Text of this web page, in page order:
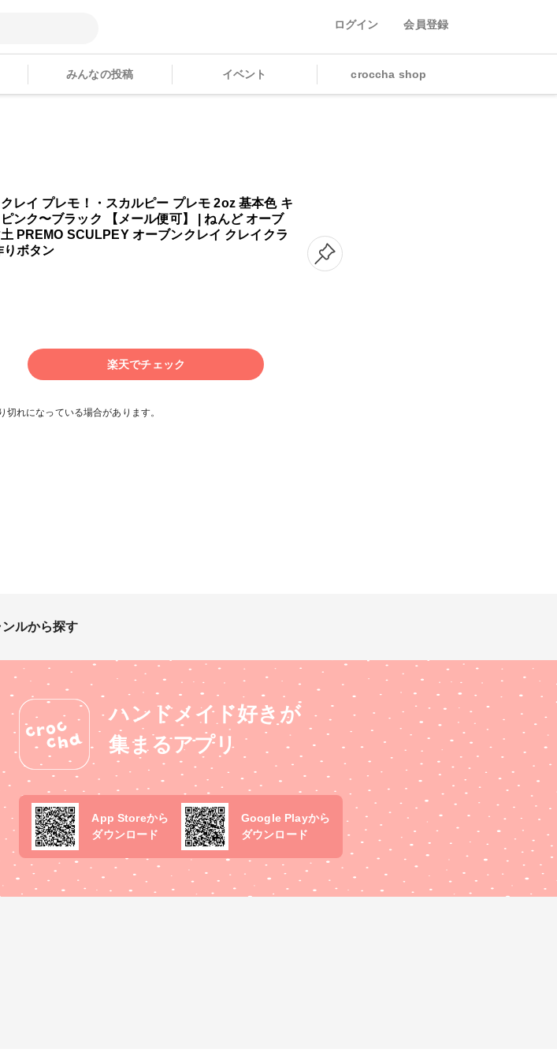
ログイン 会員登録
みんなの投稿 イベント croccha shop
レイ プレモ！・スカルピー プレモ 2oz 基本色 キ
ンク〜ブラック 【メール便可】 | ねんど オーブ
PREMO SCULPEY オーブンクレイ クレイクラ
りボタン
楽天でチェック
切れになっている場合があります。
ルから探す
ハンドメイド好きが
集まるアプリ
App Storeから
ダウンロード
Google Playから
ダウンロード